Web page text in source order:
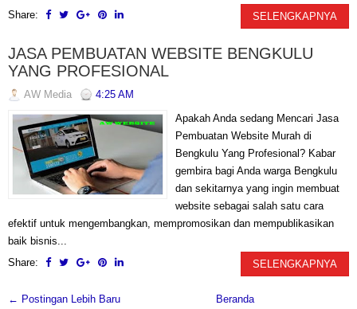
Share:
SELENGKAPNYA
JASA PEMBUATAN WEBSITE BENGKULU
YANG PROFESIONAL
AW Media
4:25 AM
Apakah Anda sedang Mencari Jasa
Pembuatan Website Murah di
Bengkulu Yang Profesional? Kabar
gembira bagi Anda warga Bengkulu
dan sekitarnya yang ingin membuat
website sebagai salah satu cara
efektif untuk mengembangkan, mempromosikan dan mempublikasikan
baik bisnis...
Share:
SELENGKAPNYA
← Postingan Lebih Baru Beranda